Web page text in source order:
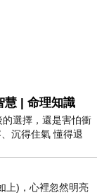
慧 | 命理知識
選擇，還是害怕衝
沉得住氣 懂得退
上)，心裡忽然明亮